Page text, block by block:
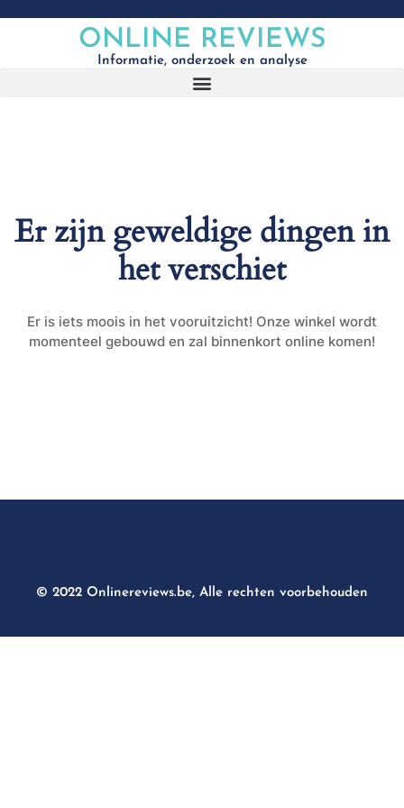
ONLINE REVIEWS
Informatie, onderzoek en analyse
Er zijn geweldige dingen in
het verschiet
Er is iets moois in het vooruitzicht! Onze winkel wordt
momenteel gebouwd en zal binnenkort online komen!
© 2022 Onlinereviews.be, Alle rechten voorbehouden